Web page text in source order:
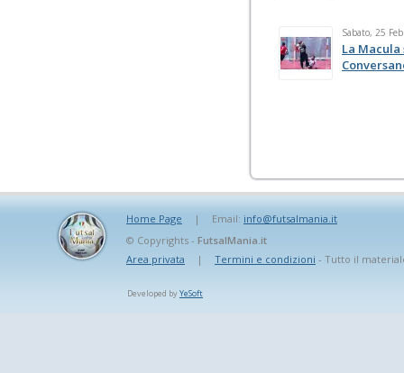
Sabato, 25
La
Home Page | Email: info@futsalmania.it
© Copyrights - FutsalMania.it
Area privata
| Termini e condizioni - Tutto il
Developed byYeSoft